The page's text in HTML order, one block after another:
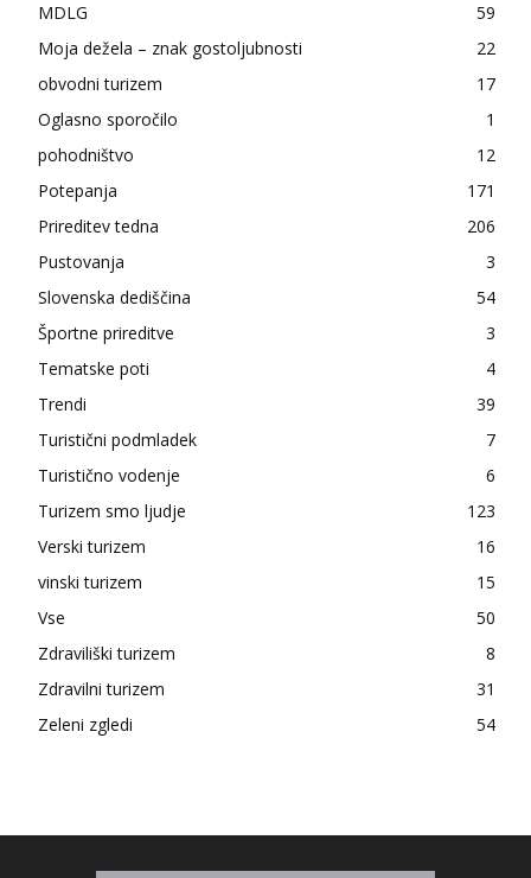
MDLG
59
Moja dežela – znak gostoljubnosti
22
obvodni turizem
17
Oglasno sporočilo
1
pohodništvo
12
Potepanja
171
Prireditev tedna
206
Pustovanja
3
Slovenska dediščina
54
Športne prireditve
3
Tematske poti
4
Trendi
39
Turistični podmladek
7
Turistično vodenje
6
Turizem smo ljudje
123
Verski turizem
16
vinski turizem
15
Vse
50
Zdraviliški turizem
8
Zdravilni turizem
31
Zeleni zgledi
54